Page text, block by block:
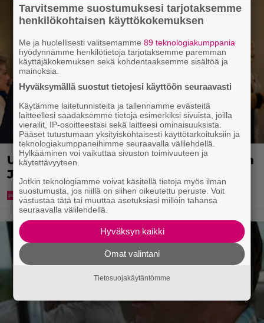
Uuno: Hjallis Harkimo menee naimisiin
Jasmine Pajarin kanssa
Tarvitsemme suostumuksesi tarjotaksemme
henkilökohtaisen käyttökokemuksen
Me ja huolellisesti valitsemamme89 teknologiakumppania
hyödynnämme henkilötietoja tarjotaksemme paremman
käyttäjäkokemuksen sekä kohdentaaksemme sisältöä ja
mainoksia.
Hyväksymällä suostut tietojesi käyttöön seuraavasti
Käytämme laitetunnisteita ja tallennamme evästeitä
laitteellesi saadaksemme tietoja esimerkiksi sivuista, joilla
vierailit, IP-osoitteestasi sekä laitteesi ominaisuuksista.
Pääset tutustumaan yksityiskohtaisesti käyttötarkoituksiin ja
teknologiakumppaneihimme seuraavalla välilehdellä.
Hylkääminen voi vaikuttaa sivuston toimivuuteen ja
käytettävyyteen.
Jotkin teknologiamme voivat käsitellä tietoja myös ilman
suostumusta, jos niillä on siihen oikeutettu peruste. Voit
vastustaa tätä tai muuttaa asetuksiasi milloin tahansa
seuraavalla välilehdellä.
Hyväksyn kaikki
Omat valintani
Tietosuojakäytäntömme